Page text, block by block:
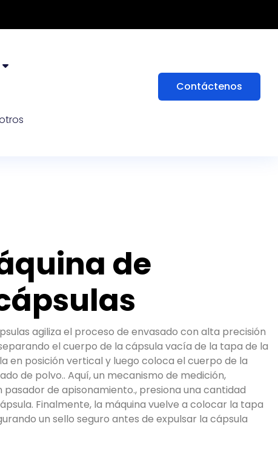
Contáctenos
de
agiliza el proceso de envasado con alta precisión
el cuerpo de la cápsula vacía de la tapa de la
en posición vertical y luego coloca el cuerpo de la
de polvo.. Aquí, un mecanismo de medición,
de apisonamiento., presiona una cantidad
Finalmente, la máquina vuelve a colocar la tapa
un sello seguro antes de expulsar la cápsula